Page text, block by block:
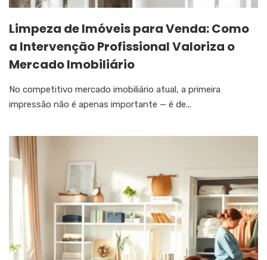
Limpeza de Imóveis para Venda: Como
a Intervenção Profissional Valoriza o
Mercado Imobiliário
No competitivo mercado imobiliário atual, a primeira
impressão não é apenas importante — é de...